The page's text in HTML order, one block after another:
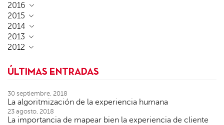
2016
2015
2014
2013
2012
ÚLTIMAS ENTRADAS
30 septiembre, 2018
La algoritmización de la experiencia humana
23 agosto, 2018
La importancia de mapear bien la experiencia de cliente